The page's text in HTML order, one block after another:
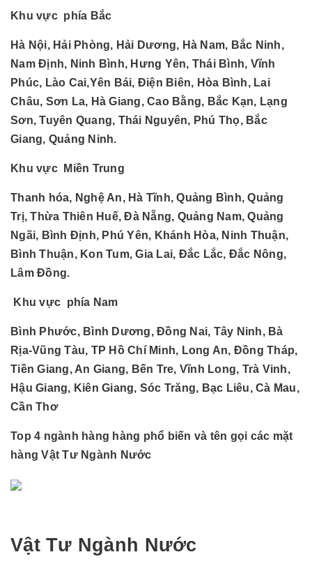
Khu vực phía Bắc
Hà Nội, Hải Phòng, Hải Dương, Hà Nam, Bắc Ninh,
Nam Định, Ninh Bình, Hưng Yên, Thái Bình, Vĩnh
Phúc, Lào Cai,Yên Bái, Điện Biên, Hòa Bình, Lai
Châu, Sơn La, Hà Giang, Cao Bằng, Bắc Kạn, Lạng
Sơn, Tuyên Quang, Thái Nguyên, Phú Thọ, Bắc
Giang, Quảng Ninh.
Khu vực Miền Trung
Thanh hóa, Nghệ An, Hà Tĩnh, Quảng Bình, Quảng
Trị, Thừa Thiên Huế, Đà Nẵng, Quảng Nam, Quảng
Ngãi, Bình Định, Phú Yên, Khánh Hòa, Ninh Thuận,
Bình Thuận, Kon Tum, Gia Lai, Đắc Lắc, Đắc Nông,
Lâm Đồng.
Khu vực phía Nam
Bình Phước, Bình Dương, Đồng Nai, Tây Ninh, Bà
Rịa-Vũng Tàu, TP Hồ Chí Minh, Long An, Đồng Tháp,
Tiền Giang, An Giang, Bến Tre, Vĩnh Long, Trà Vinh,
Hậu Giang, Kiên Giang, Sóc Trăng, Bạc Liêu, Cà Mau,
Cần Thơ
Top 4 ngành hàng hàng phổ biến và tên gọi các mặt
hàng Vật Tư Ngành Nước
Vật Tư Ngành Nước